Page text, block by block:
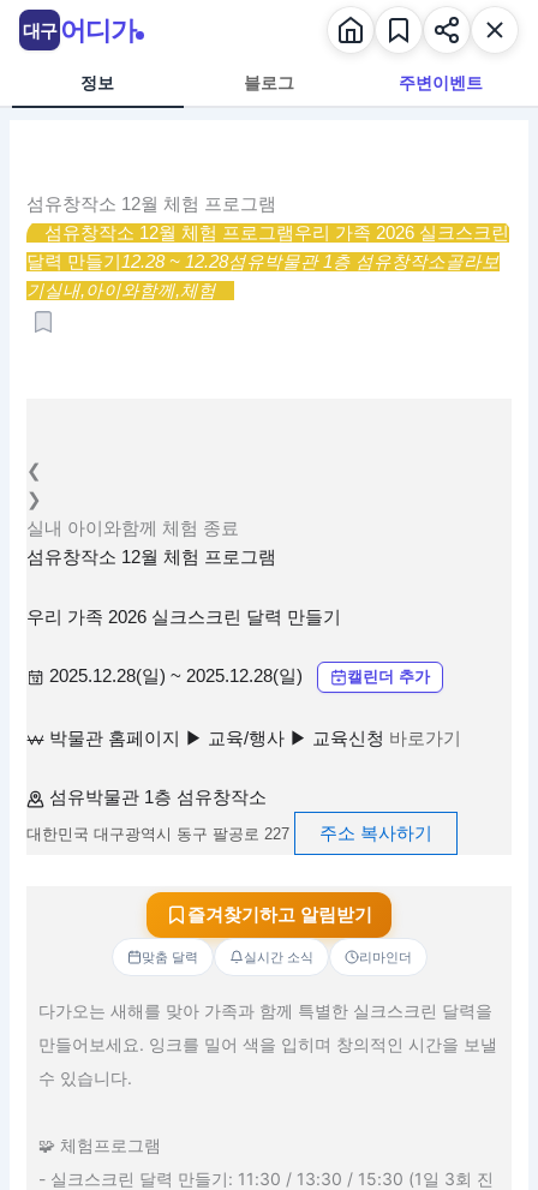
정보 블로그 주변이벤트
섬유창작소 12월 체험 프로그램
섬유창작소 12월 체험 프로그램우리 가족 2026 실크스크린
달력 만들기 12.28 ~ 12.28섬유박물관 1층 섬유창작소골라보
기실내,아이와함께,체험
❮
❯
실내 아이와함께 체험 종료
섬유창작소 12월 체험 프로그램
우리 가족 2026 실크스크린 달력 만들기
2025.12.28(일) ~ 2025.12.28(일) 캘린더 추가
박물관 홈페이지 ▶ 교육/행사 ▶ 교육신청 바로가기
섬유박물관 1층 섬유창작소
대한민국 대구광역시 동구 팔공로 227 주소 복사하기
즐겨찾기하고 알림받기
맞춤 달력 실시간 소식 리마인더
다가오는 새해를 맞아 가족과 함께 특별한 실크스크린 달력을
만들어보세요. 잉크를 밀어 색을 입히며 창의적인 시간을 보낼
수 있습니다.
🧩 체험프로그램
- 실크스크린 달력 만들기: 11:30 / 13:30 / 15:30 (1일 3회 진
대구 어디가